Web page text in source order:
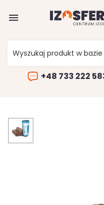

+48 733 222